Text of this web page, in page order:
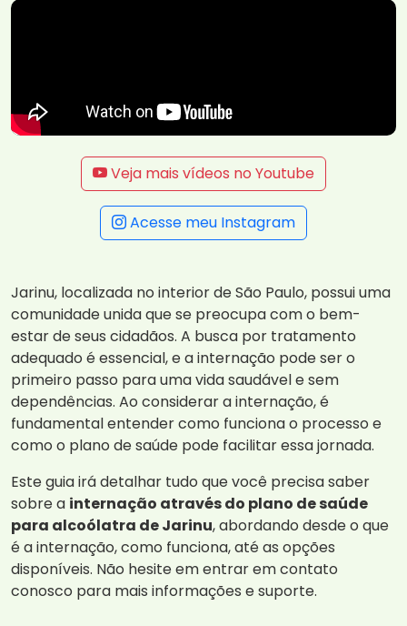
Veja mais vídeos no Youtube
Acesse meu Instagram
Jarinu, localizada no interior de São Paulo, possui uma
comunidade unida que se preocupa com o bem-
estar de seus cidadãos. A busca por tratamento
adequado é essencial, e a internação pode ser o
primeiro passo para uma vida saudável e sem
dependências. Ao considerar a internação, é
fundamental entender como funciona o processo e
como o plano de saúde pode facilitar essa jornada.
Este guia irá detalhar tudo que você precisa saber
sobre a internação através do plano de saúde
para alcoólatra de Jarinu, abordando desde o que
é a internação, como funciona, até as opções
disponíveis. Não hesite em entrar em contato
conosco para mais informações e suporte.